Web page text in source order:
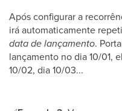
Após configurar a
irá automaticamente
data de lançamento.
lançamento no dia 10/01,
10/02, dia 10/03...